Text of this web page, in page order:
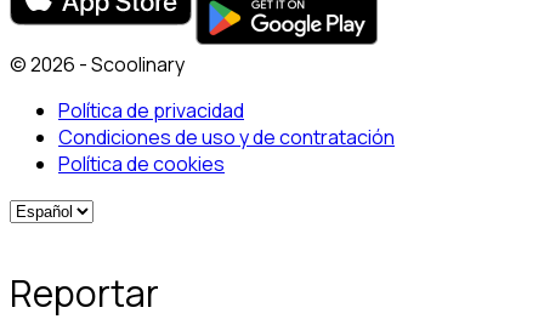
© 2026 - Scoolinary
Política de privacidad
Condiciones de uso y de contratación
Política de cookies
Reportar